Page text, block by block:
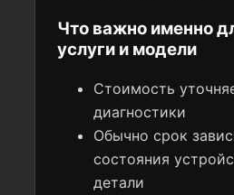
Что важно именно
услуги и модели
Стоимость
диагностики
Обычно срок
состояния
детали